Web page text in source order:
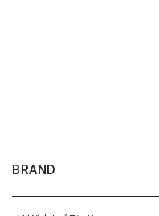
BRAND